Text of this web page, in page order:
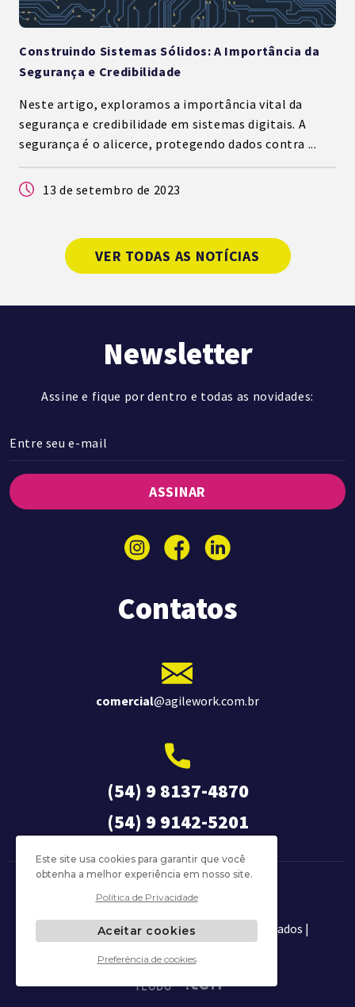
Construindo Sistemas Sólidos: A Importância da
Segurança e Credibilidade
Neste artigo, exploramos a importância vital da
segurança e credibilidade em sistemas digitais. A
segurança é o alicerce, protegendo dados contra ...
13 de setembro de 2023
VER TODAS AS NOTÍCIAS
Newsletter
Assine e fique por dentro e todas as novidades:
ASSINAR
Contatos
comercial@agilework.com.br
(54) 9 8137-4870
(54) 9 9142-5201
Política de Privacidade
Agilework © 2026 | Todos os direitos reservados |
Este site usa cookies para garantir que você
obtenha a melhor experiência em nosso site.
Política de Privacidade
Aceitar cookies
Preferência de cookies